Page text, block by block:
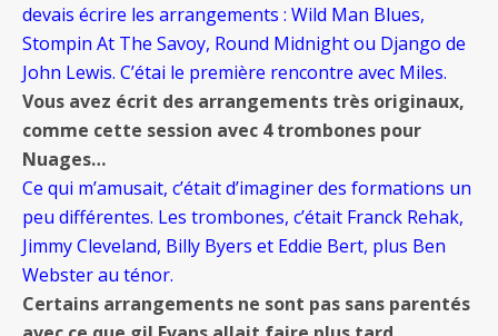
devais écrire les arrangements : Wild Man Blues,
Stompin At The Savoy, Round Midnight ou Django de
John Lewis. C’étai le première rencontre avec Miles.
Vous avez écrit des arrangements très originaux,
comme cette session avec 4 trombones pour
Nuages…
Ce qui m’amusait, c’était d’imaginer des formations un
peu différentes. Les trombones, c’était Franck Rehak,
Jimmy Cleveland, Billy Byers et Eddie Bert, plus Ben
Webster au ténor.
Certains arrangements ne sont pas sans parentés